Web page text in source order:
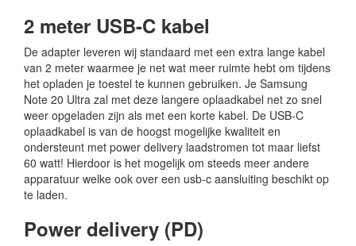
2 meter USB-C kabel
De adapter leveren wij standaard met een extra lange kabel
van 2 meter waarmee je net wat meer ruimte hebt om tijdens
het opladen je toestel te kunnen gebruiken. Je Samsung
Note 20 Ultra zal met deze langere oplaadkabel net zo snel
weer opgeladen zijn als met een korte kabel. De USB-C
oplaadkabel is van de hoogst mogelijke kwaliteit en
ondersteunt met power delivery laadstromen tot maar liefst
60 watt! Hierdoor is het mogelijk om steeds meer andere
apparatuur welke ook over een usb-c aansluiting beschikt op
te laden.
Power delivery (PD)